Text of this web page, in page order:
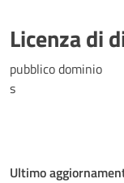
Licenza di
pubblico dominio
s
Ultimo